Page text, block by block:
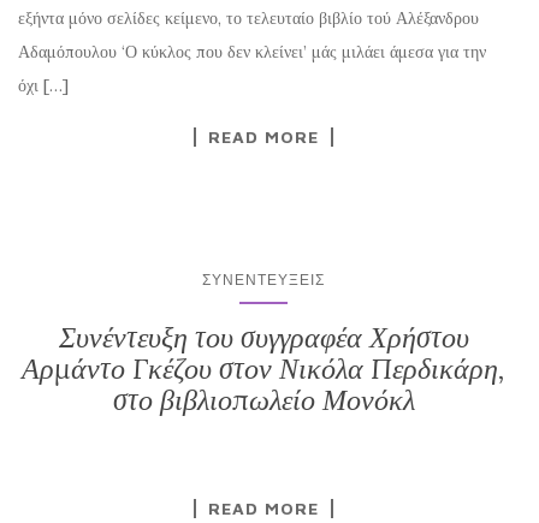
εξήντα μόνο σελίδες κείμενο, το τελευταίο βιβλίο τού Αλέξανδρου
Αδαμόπουλου ‘Ο κύκλος που δεν κλείνει’ μάς μιλάει άμεσα για την
όχι […]
READ MORE
ΣΥΝΕΝΤΕΎΞΕΙΣ
Συνέντευξη του συγγραφέα Χρήστου
Αρμάντο Γκέζου στον Νικόλα Περδικάρη,
στο βιβλιοπωλείο Μονόκλ
READ MORE